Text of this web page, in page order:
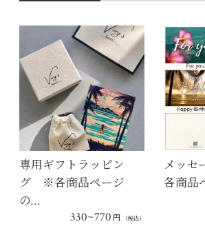
専用ギフトラッピン
グ ※各商品ページ
の…
330~770 円 （税込）
メッ
各商品